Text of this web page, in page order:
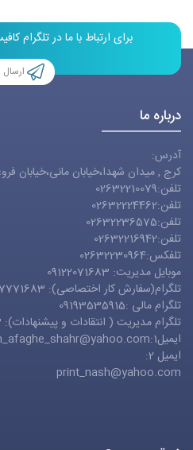
برای ارتباط با ما در تلگرام
ارسال
درباره ما
آدرس:
کرج , میدان شهدا،خیابان مانی،خیابان
تلفن:02632210079
تلفن:02632224462
تلفن:02632236575
تلفن:02632216942
تلفکس:02632230964
موبایل مدیریت: 09122071683
تلگرام(سفارش کار اختصاصی): 09357771683
تلگرام مالی :09193535915
تلگرام مدیریت ( انتقادات و پیشنهادات): 09122071683
ایمیل1:
ایمیل 2:
print_nash@yahoo.com